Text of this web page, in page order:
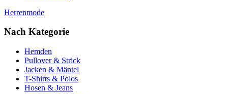
Herrenmode
Nach Kategorie
Hemden
Pullover & Strick
Jacken & Mäntel
T-Shirts & Polos
Hosen & Jeans